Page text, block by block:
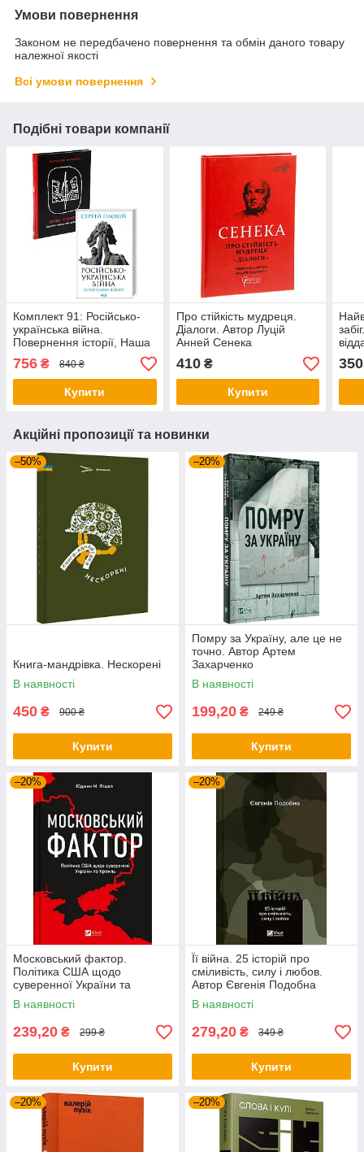
Умови повернення
Законом не передбачено повернення та обмін даного товару
належної якості
Всі умови повернення
Подібні товари компанії
Комплект 91: Російсько-
українська війна.
Повернення історії, Наша
столітня. Короткі нариси
про довгу війну
756 ₴ 840 ₴
Купити
Про стійкість мудреця.
Діалоги. Автор Луцій
Анней Сенека
410₴
Купити
350
Акційні пропозиції та новинки
–50%
Книга-мандрівка. Нескорені
В наявності
450 ₴ 900 ₴
Купити
–20%
Помру за Україну, але це не
точно. Автор Артем
Захарченко
В наявності
199,20 ₴ 249 ₴
Купити
–20%
Московський фактор.
Політика США щодо
суверенної України та
Кремль. Автор Юджин М.
Фішел
В наявності
239,20 ₴ 299 ₴
Купити
–20%
Її війна. 25 історій про
сміливість, силу і любов.
Автор Євгенія Подобна
В наявності
279,20 ₴ 349 ₴
Купити
–20% –20%